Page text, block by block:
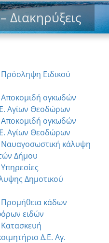
Διακηρύξεις
Ειδικού
ογκωδών
Αγίων Θεοδώρων
ογκωδών
Αγίων Θεοδώρων
κάλυψη
Δήμου
Δημοτικού
κάδων
ειδών
Δ.Ε. Αγ.